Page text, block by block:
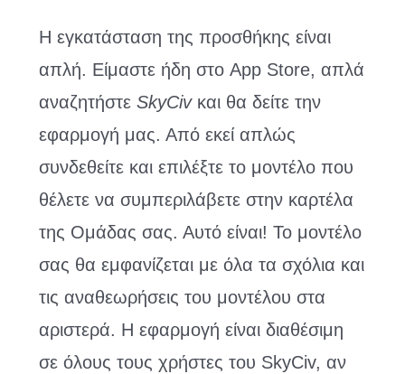
Η εγκατάσταση της προσθήκης είναι
απλή. Είμαστε ήδη στο App Store, απλά
αναζητήστε SkyCiv και θα δείτε την
εφαρμογή μας. Από εκεί απλώς
συνδεθείτε και επιλέξτε το μοντέλο που
θέλετε να συμπεριλάβετε στην καρτέλα
της Ομάδας σας. Αυτό είναι! Το μοντέλο
σας θα εμφανίζεται με όλα τα σχόλια και
τις αναθεωρήσεις του μοντέλου στα
αριστερά. Η εφαρμογή είναι διαθέσιμη
σε όλους τους χρήστες του SkyCiv, αν